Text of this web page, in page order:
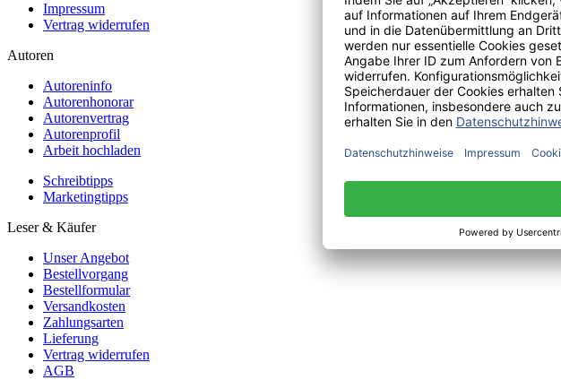
Impressum
Vertrag widerrufen
Autoren
Autoreninfo
Autorenhonorar
Autorenvertrag
Autorenprofil
Arbeit hochladen
Schreibtipps
Marketingtipps
Leser & Käufer
Unser Angebot
Bestellvorgang
Bestellformular
Versandkosten
Zahlungsarten
Lieferung
Vertrag widerrufen
AGB